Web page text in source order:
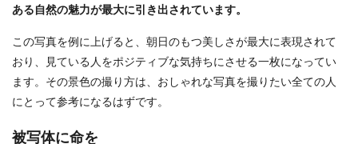
ある自然の魅力が最大に引き出されています。
この写真を例に上げると、朝日のもつ美しさが最大に表現されて
おり、見ている人をポジティブな気持ちにさせる一枚になってい
ます。その景色の撮り方は、おしゃれな写真を撮りたい全ての人
にとって参考になるはずです。
被写体に命を